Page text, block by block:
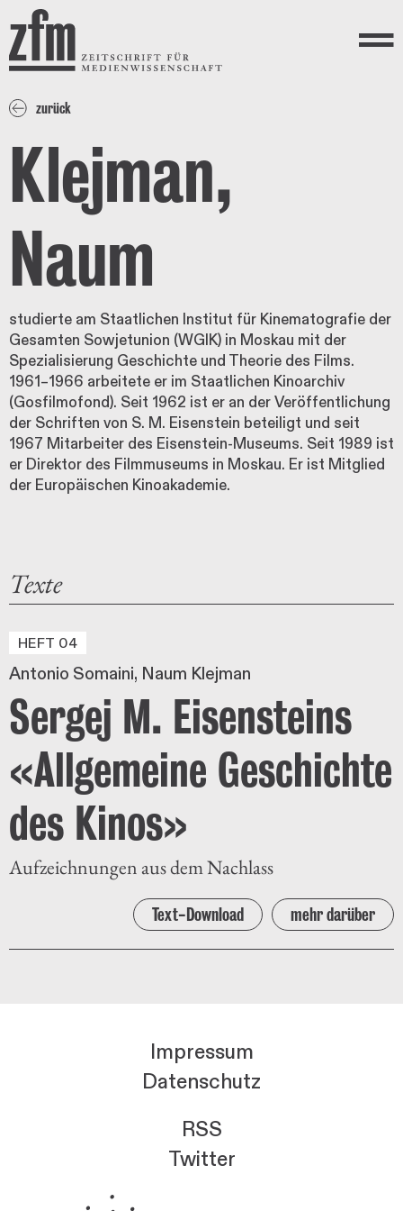
Direkt zum Inhalt
ZEITSCHRIFT FÜR
MEDIENWISSENSCHAFT
Menü
zurück
Klejman,
Naum
studierte am Staatlichen Institut für Kinematografie der
Gesamten Sowjetunion (WGIK) in Moskau mit der
Spezialisierung Geschichte und Theorie des Films.
1961–1966 arbeitete er im Staatlichen Kinoarchiv
(Gosfilmofond). Seit 1962 ist er an der Veröffentlichung
der Schriften von S. M. Eisenstein beteiligt und seit
1967 Mitarbeiter des Eisenstein-Museums. Seit 1989 ist
er Direktor des Filmmuseums in Moskau. Er ist Mitglied
der Europäischen Kinoakademie.
Texte
HEFT 04
Antonio Somaini Naum Klejman
Sergej M. Eisensteins
«Allgemeine Geschichte
des Kinos»
Aufzeichnungen aus dem Nachlass
Text-Download mehr darüber
Impressum
Datenschutz
RSS
Twitter